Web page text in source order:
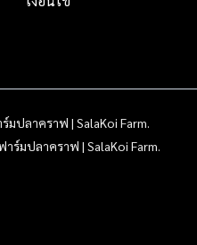
ปลาคราฟ | SalaKoi Farm.
ร์มปลาคราฟ | SalaKoi Farm.